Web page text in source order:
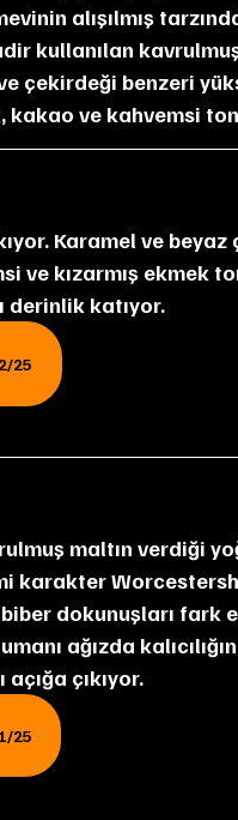
alışılmış
kullanılan
çekirdeği benzeri
ve kahvemsi
ve kızarmış ekmek
derinlik katıyor.
25
karakter
dokunuşları fark
ağızda
çıkıyor.
25